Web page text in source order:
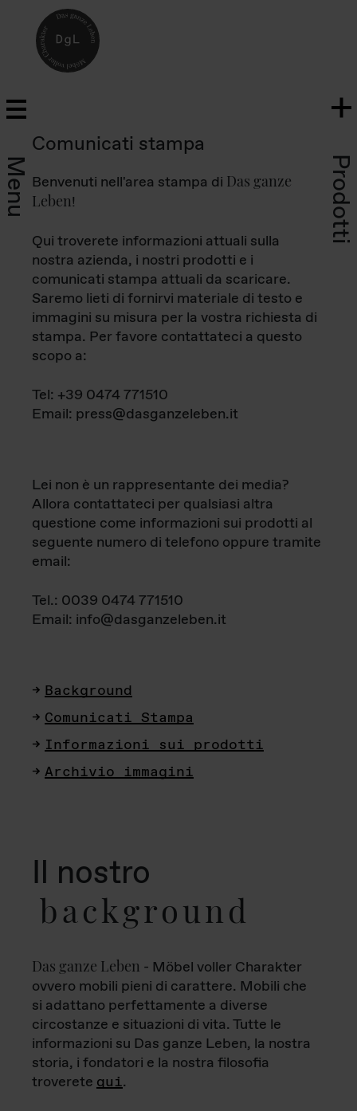
Menu Prodotti
Comunicati stampa
Benvenuti nell'area stampa di Das ganze
Leben!
Qui troverete informazioni attuali sulla
nostra azienda, i nostri prodotti e i
comunicati stampa attuali da scaricare.
Saremo lieti di fornirvi materiale di testo e
immagini su misura per la vostra richiesta di
stampa. Per favore contattateci a questo
scopo a:
Tel: +39 0474 771510
Email: press@dasganzeleben.it
Lei non è un rappresentante dei media?
Allora contattateci per qualsiasi altra
questione come informazioni sui prodotti al
seguente numero di telefono oppure tramite
email:
Tel.: 0039 0474 771510
Email: info@dasganzeleben.it
Background
Comunicati Stampa
Informazioni sui prodotti
Archivio immagini
Il nostro
background
Das ganze Leben - Möbel voller Charakter
ovvero mobili pieni di carattere. Mobili che
si adattano perfettamente a diverse
circostanze e situazioni di vita. Tutte le
informazioni su Das ganze Leben, la nostra
storia, i fondatori e la nostra filosofia
troverete qui.